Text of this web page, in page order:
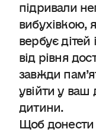
підривали
вибухівкою,
вербує
від рівня
завжди
увійти у
дитини.
Щоб